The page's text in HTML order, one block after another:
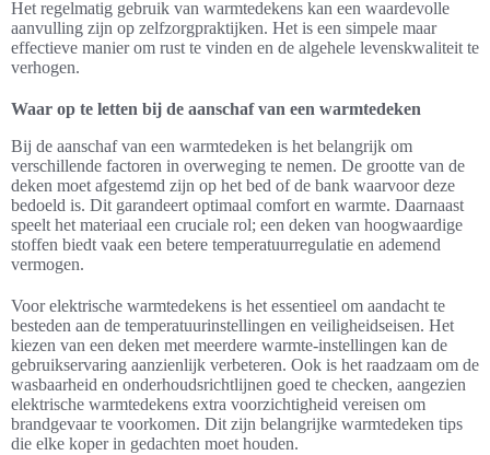
Het regelmatig gebruik van warmtedekens kan een waardevolle
aanvulling zijn op zelfzorgpraktijken. Het is een simpele maar
effectieve manier om rust te vinden en de algehele levenskwaliteit te
verhogen.
Waar op te letten bij de aanschaf van een warmtedeken
Bij de aanschaf van een warmtedeken is het belangrijk om
verschillende factoren in overweging te nemen. De grootte van de
deken moet afgestemd zijn op het bed of de bank waarvoor deze
bedoeld is. Dit garandeert optimaal comfort en warmte. Daarnaast
speelt het materiaal een cruciale rol; een deken van hoogwaardige
stoffen biedt vaak een betere temperatuurregulatie en ademend
vermogen.
Voor elektrische warmtedekens is het essentieel om aandacht te
besteden aan de temperatuurinstellingen en veiligheidseisen. Het
kiezen van een deken met meerdere warmte-instellingen kan de
gebruikservaring aanzienlijk verbeteren. Ook is het raadzaam om de
wasbaarheid en onderhoudsrichtlijnen goed te checken, aangezien
elektrische warmtedekens extra voorzichtigheid vereisen om
brandgevaar te voorkomen. Dit zijn belangrijke warmtedeken tips
die elke koper in gedachten moet houden.